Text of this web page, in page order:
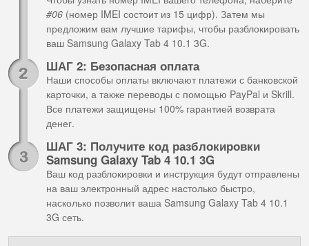
#06 (номер IMEI состоит из 15 цифр). Затем мы
предложим вам лучшие тарифы, чтобы разблокировать
ваш Samsung Galaxy Tab 4 10.1 3G.
ШАГ 2: Безопасная оплата
Наши способы оплаты включают платежи с банковской
карточки, а также переводы с помощью PayPal и Skrill.
Все платежи защищены 100% гарантией возврата
денег.
ШАГ 3: Получите код разблокировки
Samsung Galaxy Tab 4 10.1 3G
Ваш код разблокировки и инструкция будут отправлены
на ваш электронный адрес настолько быстро,
насколько позволит ваша Samsung Galaxy Tab 4 10.1
3G сеть.